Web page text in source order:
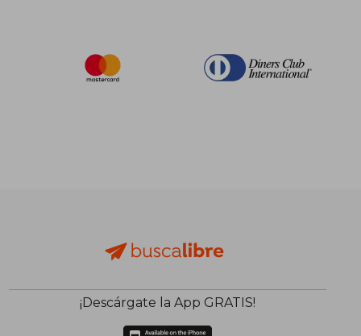
¡Descárgate la App GRATIS!